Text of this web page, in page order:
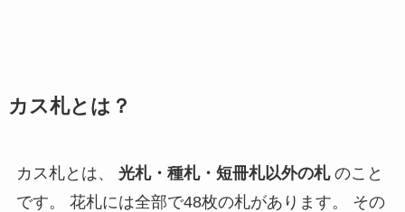
カス札とは？
カス札とは、 光札・種札・短冊札以外の札のこと
です。 花札には全部で48枚の札があります。 その